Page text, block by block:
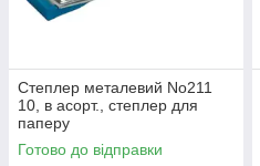
Степлер металевий No211
10, в асорт., степлер для
паперу
Готово до відправки